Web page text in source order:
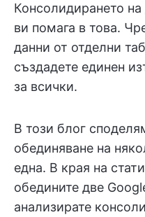
Консолидирането
ви помага в това.
данни от отделни
създадете единен
за всички.
В този блог
обединяване на
една. В края на
обедините две
анализирате